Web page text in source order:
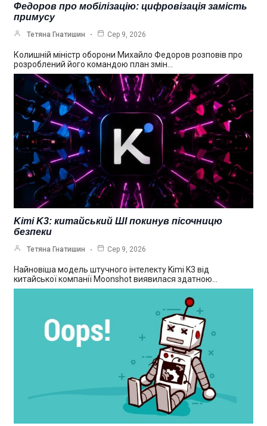
Федоров про мобілізацію: цифровізація замість
примусу
Тетяна Гнатишин Сер 9, 2026
Колишній міністр оборони Михайло Федоров розповів про
розроблений його командою план змін…
Kimi K3: китайський ШІ покинув пісочницю
безпеки
Тетяна Гнатишин Сер 9, 2026
Найновіша модель штучного інтелекту Kimi K3 від
китайської компанії Moonshot виявилася здатною…